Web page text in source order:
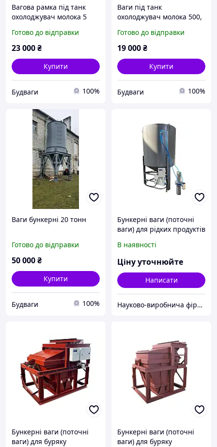
Вагова рамка під танк
охолоджувач молока 5
Готово до відправки
23 000₴
Купити
Будваги 100%
Ваги під танк
охолоджувач молока 500,
Готово до відправки
19 000₴
Купити
Будваги 100%
Ваги бункерні 20 тонн
Готово до відправки
50 000₴
Купити
Будваги 100%
Бункерні ваги (поточні
ваги) для рідких продуктів
В наявності
Ціну уточнюйте
Написати
Науково-виробнича фірма "Сведа, Лтд"
Бункерні ваги (поточні
ваги) для буряку
Бункерні ваги (поточні
ваги) для буряку